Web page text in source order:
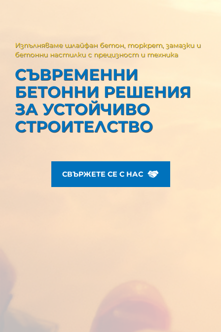
Изпълняваме шлайфан бетон, торкрет, замазки и
бетонни настилки с прецизност и техника
СЪВРЕМЕННИ
БЕТОННИ РЕШЕНИЯ
ЗА УСТОЙЧИВО
СТРОИТЕЛСТВО
СВЪРЖЕТЕ СЕ С НАС